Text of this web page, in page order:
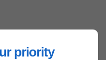
priority